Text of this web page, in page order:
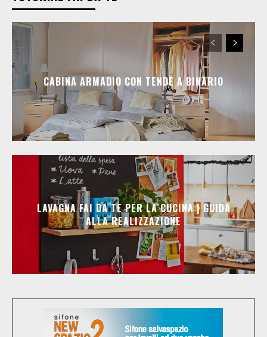
CABINA ARMADIO CON TENDE A BINARIO
LAVAGNA FAI DA TE PER LA CUCINA | GUIDA
ALLA REALIZZAZIONE